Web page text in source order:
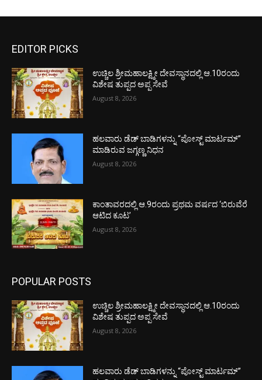
EDITOR PICKS
ಉಚ್ಚಿಲ ಶ್ರೀಮಹಾಲಕ್ಷ್ಮೀ ದೇವಸ್ಥಾನದಲ್ಲಿ ಆ.10ರಂದು
ವಿಶೇಷ ತುಪ್ಪದ ಅಪ್ಪ ಸೇವೆ
August 8, 2026
ಹಲವಾರು ಡೆಡ್ ಬಾಡಿಗಳನ್ನು “ಪೋಸ್ಟ್ ಮಾರ್ಟಮ್”
ಮಾಡಿರುವ ಜಗ್ಗಣ್ಣ ನಿಧನ
August 8, 2026
ಕಾಂತಾವರದಲ್ಲಿ ಆ.9ರಂದು ಪ್ರಥಮ ವರ್ಷದ ‘ಬಿರುವೆರೆ
ಆಟಿದ ಕೂಟ’
August 8, 2026
POPULAR POSTS
ಉಚ್ಚಿಲ ಶ್ರೀಮಹಾಲಕ್ಷ್ಮೀ ದೇವಸ್ಥಾನದಲ್ಲಿ ಆ.10ರಂದು
ವಿಶೇಷ ತುಪ್ಪದ ಅಪ್ಪ ಸೇವೆ
August 8, 2026
ಹಲವಾರು ಡೆಡ್ ಬಾಡಿಗಳನ್ನು “ಪೋಸ್ಟ್ ಮಾರ್ಟಮ್”